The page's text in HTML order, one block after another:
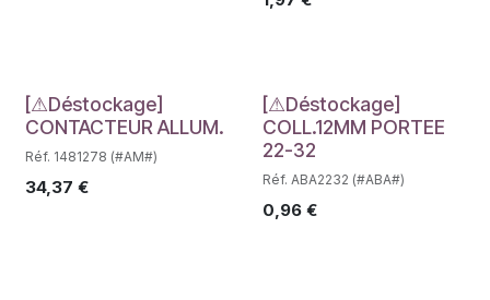
Déstockage
[⚠Déstockage]
CONTACTEUR ALLUM.
Réf. 1481278 (#AM#)
34,37 €
Déstockage
[⚠Déstockage]
COLL.12MM PORTEE
22-32
Réf. ABA2232 (#ABA#)
0,96€